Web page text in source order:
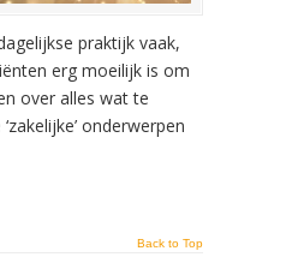
praktijk vaak,
erg moeilijk is om
over alles wat te
onderwerpen
Back to Top